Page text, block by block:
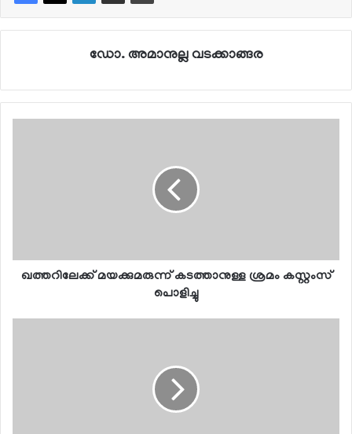
ഡോ. അമാനുല്ല വടക്കാങ്ങര
ഖത്തറിലേക്ക് മയക്കുമരുന്ന് കടത്താനുള്ള ശ്രമം കസ്റ്റംസ്
പൊളിച്ചു